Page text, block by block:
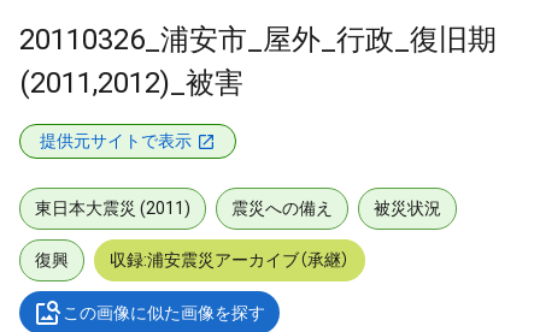
20110326_浦安市_屋外_行政_復旧期
(2011,2012)_被害
提供元サイトで表示
東日本大震災 (2011) 震災への備え 被災状況
復興 収録:浦安震災アーカイブ（承継）
この画像に似た画像を探す